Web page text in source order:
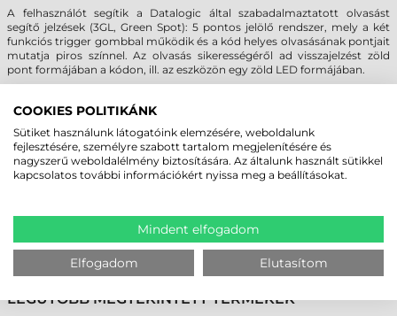
A felhasználót segítik a Datalogic által szabadalmaztatott olvasást
segítő jelzések (3GL, Green Spot): 5 pontos jelölő rendszer, mely a két
funkciós trigger gombbal működik és a kód helyes olvasásának pontjait
mutatja piros színnel. Az olvasás sikerességéről ad visszajelzést zöld
pont formájában a kódon, ill. az eszközön egy zöld LED formájában.
végezhetjük, mely ingyenesen elérhető a Datalogic honlapján. A
PowerScan PM8500 vonalkódolvasó 3 év garanciával rendelkezik.
MEGBÍZHAT BENNÜNK! ISMERJE MEG
KÖVESSE BE YOUTUBE CSATORNÁNKAT!
LEGUTÓBB MEGTEKINTETT TERMÉKEK
COOKIES POLITIKÁNK
Sütiket használunk látogatóink elemzésére, weboldalunk
fejlesztésére, személyre szabott tartalom megjelenítésére és
nagyszerű weboldalélmény biztosítására. Az általunk használt sütikkel
kapcsolatos további információkért nyissa meg a beállításokat.
Mindent elfogadom
Elfogadom Elutasítom